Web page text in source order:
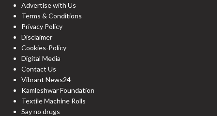
Advertise with Us
Terms & Conditions
Privacy Policy
Disclaimer
Cookies-Policy
Digital Media
Contact Us
Vibrant News24
Kamleshwar Foundation
Textile Machine Rolls
Say no drugs